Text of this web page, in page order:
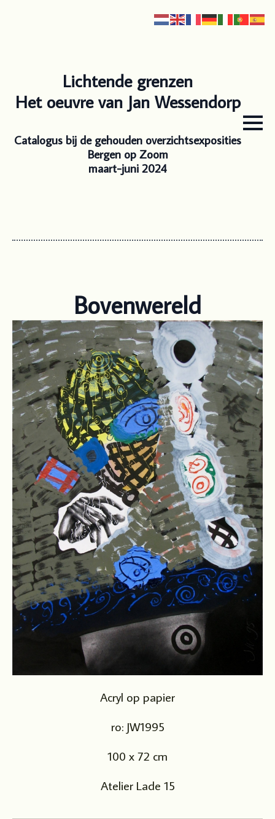
Lichtende grenzen
Het oeuvre van Jan Wessendorp
Catalogus bij de gehouden overzichtsexposities
Bergen op Zoom
maart-juni 2024
Bovenwereld
Acryl op papier
ro: JW1995
100 x 72 cm
Atelier Lade 15